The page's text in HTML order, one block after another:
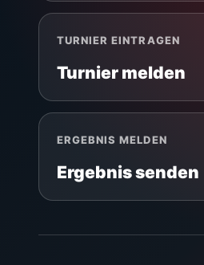
TURNIER EINTRAGEN
Turnier melden
ERGEBNIS MELDEN
Ergebnis senden